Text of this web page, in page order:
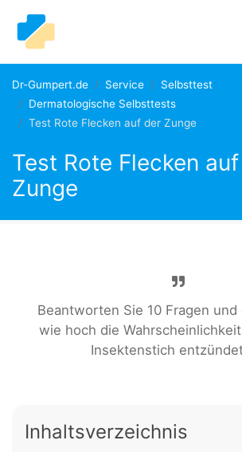
Dr-Gumpert.de Service
Selbsttest
Dermatologische Selbsttests
Test Rote Flecken auf der Zunge
Test Rote Flecken
Zunge
Beantworten Sie 10 Fragen und
wie hoch die
Insektenstich
Inhaltsverzeichnis